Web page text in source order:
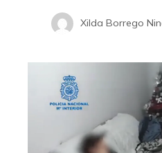
Xilda Borrego